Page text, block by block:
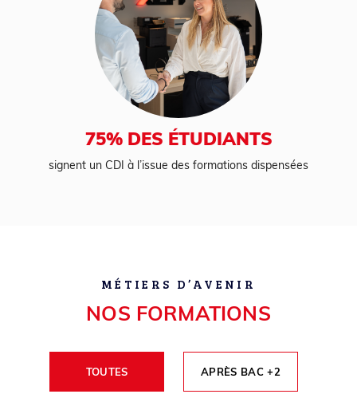
75% DES ÉTUDIANTS
signent un CDI à l’issue des formations dispensées
MÉTIERS D’AVENIR
NOS FORMATIONS
TOUTES APRÈS BAC +2